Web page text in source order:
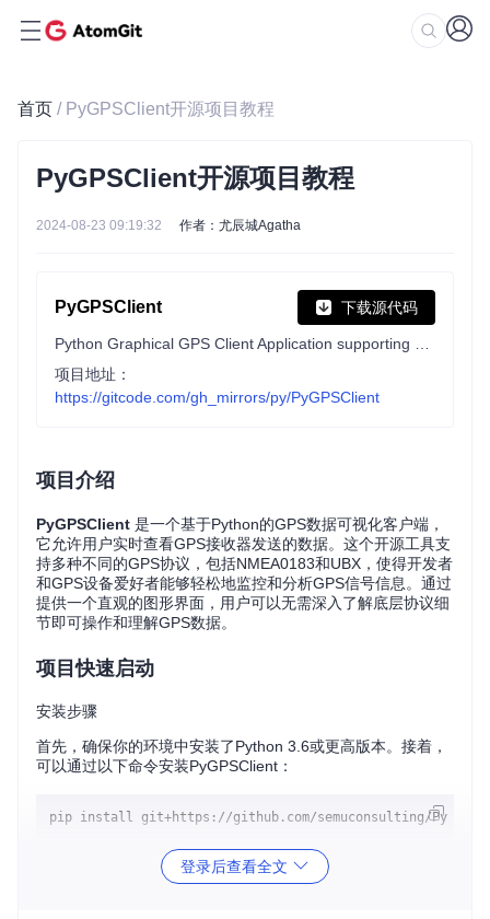
首页 / PyGPSClient开源项目教程
PyGPSClient开源项目教程
2024-08-23 09:19:32 作者：尤辰城Agatha
PyGPSClient 下载源代码
项目地址：
https://gitcode.com/gh_mirrors/py/PyGPSClient
项目介绍
PyGPSClient 是一个基于Python的GPS数据可视化客户端，
它允许用户实时查看GPS接收器发送的数据。这个开源工具支
持多种不同的GPS协议，包括NMEA0183和UBX，使得开发者
和GPS设备爱好者能够轻松地监控和分析GPS信号信息。通过
提供一个直观的图形界面，用户可以无需深入了解底层协议细
节即可操作和理解GPS数据。
项目快速启动
安装步骤
首先，确保你的环境中安装了Python 3.6或更高版本。接着，
可以通过以下命令安装PyGPSClient：
安装完成后，你可以通过运行下面的命令来启动PyGPSClien
登录后查看全文